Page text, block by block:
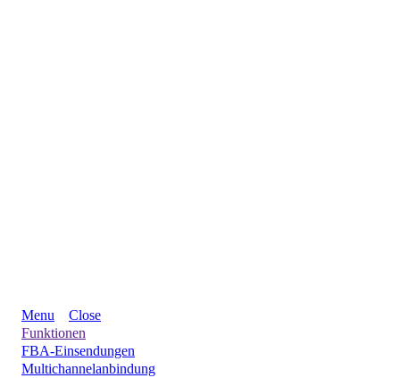
Menu
Close
Funktionen
FBA-Einsendungen
Multichannelanbindung